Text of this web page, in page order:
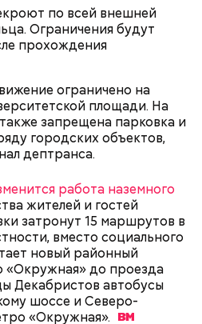
по всей внешней
Ограничения будут
прохождения
ограничено на
площади. На
запрещена парковка и
городских объектов,
дептранса.
работа наземного
жителей и гостей
затронут 15 маршрутов в
вместо социального
новый районный
«Окружная» до проезда
Декабристов автобусы
шоссе и Северо-
«Окружная».
колледже
технологий
«Мастер вертикального
мастерская, где учат
по лифтам.
лабораторию
в Политехническом
Там студенты
стеклоткани и
их качество на новых
на лазерном и
Здесь же появился
дополненной
студентам изучать
двигателей.
москвичам с
здоровья
в вузах и какие
будут престижными
отметили масштабы
и возможность
эпохи в другую.